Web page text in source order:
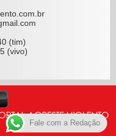
(tim)
(vivo)
AGRESTE VIOLENTO
Fale com a Redação